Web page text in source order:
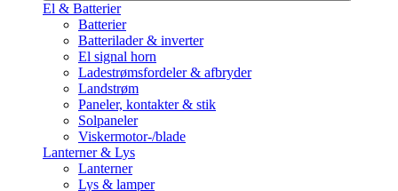
El & Batterier
Batterier
Batterilader & inverter
El signal horn
Ladestrømsfordeler & afbryder
Landstrøm
Paneler, kontakter & stik
Solpaneler
Viskermotor-/blade
Lanterner & Lys
Lanterner
Lys & lamper